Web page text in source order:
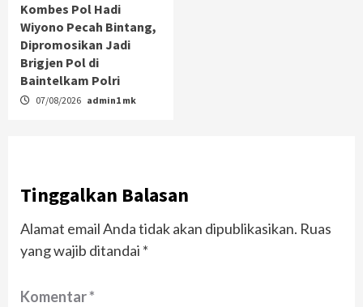
Kombes Pol Hadi
Wiyono Pecah Bintang,
Dipromosikan Jadi
Brigjen Pol di
Baintelkam Polri
07/08/2026 admin1 mk
Tinggalkan Balasan
Alamat email Anda tidak akan dipublikasikan. Ruas
yang wajib ditandai *
Komentar*